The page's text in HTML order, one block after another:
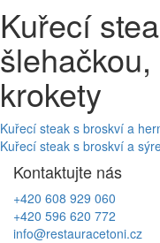
Kuřecí
krokety
Navigace
pro
příspěvek
Kuřecí steak s broskví a
Kuřecí steak s broskví a
Kontaktujte nás
+420 608 929 060
+420 596 620 772
info@restauracetoni.cz